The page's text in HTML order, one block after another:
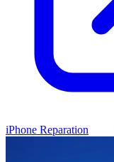
iPhone Reparation